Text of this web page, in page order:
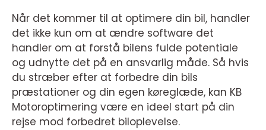
Når det kommer til at optimere din bil, handler
det ikke kun om at ændre software det
handler om at forstå bilens fulde potentiale
og udnytte det på en ansvarlig måde. Så hvis
du stræber efter at forbedre din bils
præstationer og din egen køreglæde, kan KB
Motoroptimering være en ideel start på din
rejse mod forbedret biloplevelse.